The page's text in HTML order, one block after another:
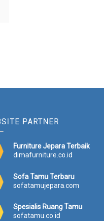
PARTNER
Furniture Jepara Terbaik
dimafurniture.co.id
Sofa Tamu Terbaru
sofatamujepara.com
Spesialis Ruang Tamu
sofatamu.co.id